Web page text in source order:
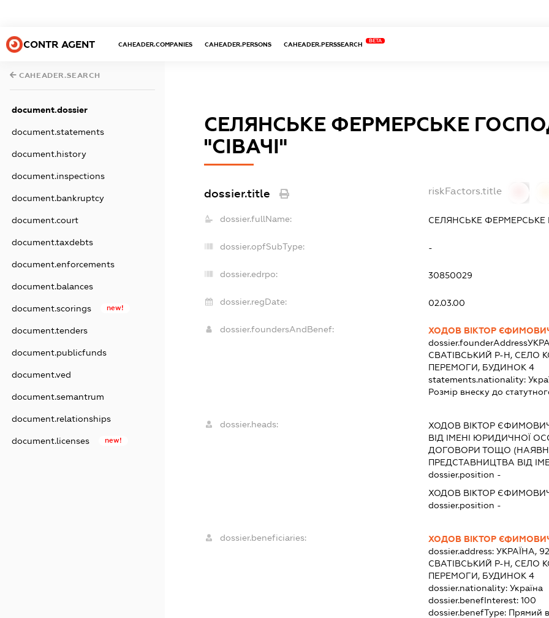
CONTR AGENT CAHEADER.COMPANIES CAHEADER.PERSONS CAHEADER.PERSSEARCH
BETA
CAHEADER.SEARCH
document.dossier
document.statements
document.history
document.inspections
document.bankruptcy
document.court
document.taxdebts
document.enforcements
document.balances
document.scorings new!
document.tenders
document.publicfunds
document.ved
document.semantrum
document.relationships
document.licenses new!
СЕЛЯНСЬКЕ ФЕРМЕРСЬКЕ
"СІВАЧІ"
dossier.title riskFactors.title
dossier.fullName: СЕЛЯНСЬКЕ ФЕРМЕРСЬКЕ
dossier.opfSubType: -
dossier.edrpo: 30850029
dossier.regDate: 02.03.00
dossier.foundersAndBenef:
ХОДОВ ВІКТОР
dossier.founderAddress
СВАТІВСЬКИЙ Р-Н, СЕЛО
ПЕРЕМОГИ, БУДИНОК 4
statements.nationality:
Розмір внеску до
dossier.heads: ХОДОВ ВІКТОР
ВІД ІМЕНІ ЮРИДИЧНОЇ
ДОГОВОРИ ТОЩО
ПРЕДСТАВНИЦТВА ВІД
dossier.position -
ХОДОВ ВІКТОР
dossier.position -
dossier.beneficiaries:
ХОДОВ ВІКТОР
dossier.address: УКРАЇНА,
СВАТІВСЬКИЙ Р-Н, СЕЛО
ПЕРЕМОГИ, БУДИНОК 4
dossier.nationality: Україна
dossier.benefInterest: 100
dossier.benefType: Прямий